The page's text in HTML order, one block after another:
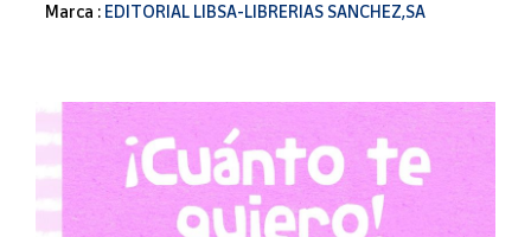
Juguetes y
Merchandising
Correos
Marca : EDITORIAL LIBSA-LIBRERIAS SANCHEZ,SA